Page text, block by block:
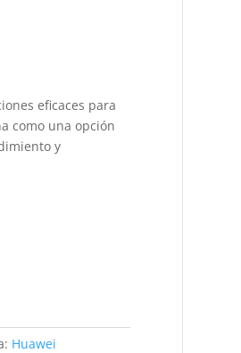
eficaces para
como una opción
y
Huawei